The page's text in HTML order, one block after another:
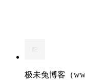
极未兔博客（